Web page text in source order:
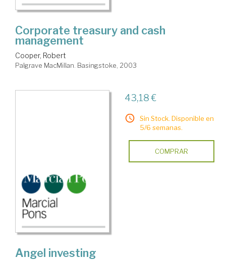
Corporate treasury and cash
management
Cooper, Robert
Palgrave MacMillan. Basingstoke, 2003
43,18 €
Sin Stock. Disponible en
5/6 semanas.
COMPRAR
Angel investing